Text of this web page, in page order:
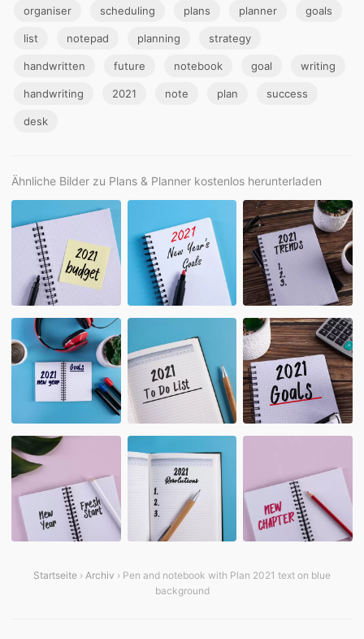
organiser scheduling plans planner goals
list notepad planning strategy
handwritten future notebook goal writing
handwriting 2021 note plan success
desk
Ähnliche Bilder zu Plans & Planner kostenlos herunterladen
Startseite › Archiv › Pen and notebook with Plan 2021 text on blue
background